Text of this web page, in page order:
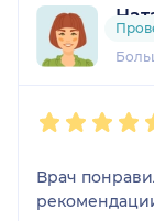
16
Врач